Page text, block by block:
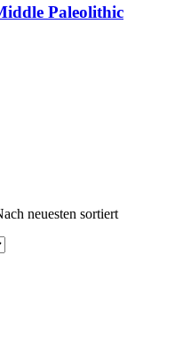
Paleolithic
neuesten sortiert